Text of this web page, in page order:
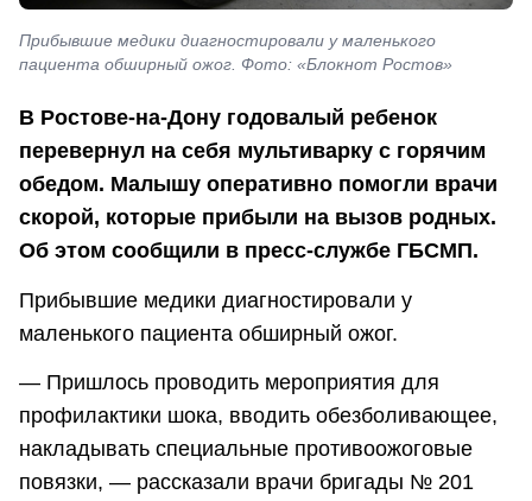
Прибывшие медики диагностировали у маленького
пациента обширный ожог. Фото: «Блокнот Ростов»
В Ростове-на-Дону годовалый ребенок
перевернул на себя мультиварку с горячим
обедом. Малышу оперативно помогли врачи
скорой, которые прибыли на вызов родных.
Об этом сообщили в пресс-службе ГБСМП.
Прибывшие медики диагностировали у
маленького пациента обширный ожог.
— Пришлось проводить мероприятия для
профилактики шока, вводить обезболивающее,
накладывать специальные противоожоговые
повязки, — рассказали врачи бригады № 201